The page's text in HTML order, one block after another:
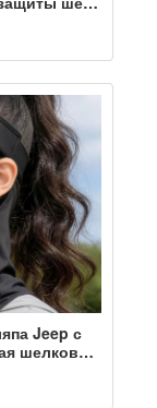
душная
езды
Jeep с
шелковая
лето